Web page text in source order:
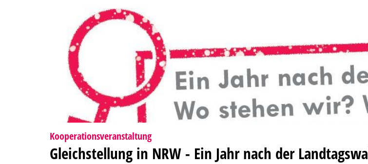
Kooperationsveranstaltung:
Gleichstellung in NRW - Ein Jahr nach der